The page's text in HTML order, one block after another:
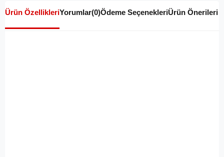
Ürün ÖzellikleriYorumlar(0)Ödeme SeçenekleriÜrün Önerileri